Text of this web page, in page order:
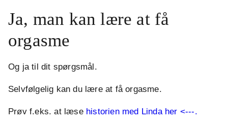
Ja, man kan lære at få
orgasme
Og ja til dit spørgsmål.
Selvfølgelig kan du lære at få orgasme.
Prøv f.eks. at læse historien med Linda her <---.